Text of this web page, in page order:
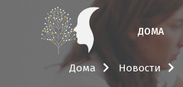
ДОМА
Дома Новости